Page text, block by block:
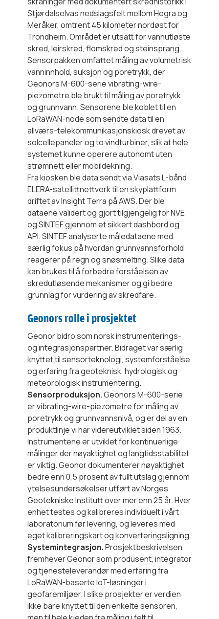
Stjørdalselvas nedslagsfelt mellom Hegra og
Meråker, omtrent 45 kilometer nordøst for
Trondheim. Området er utsatt for vannutløste
skred, leirskred, flomskred og steinsprang.
Sensorpakken omfattet måling av volumetrisk
vanninnhold, suksjon og poretrykk, der
Geonors M-600-serie vibrating-wire-
piezometre ble brukt til måling av poretrykk
og grunnvann. Sensorene ble koblet til en
LoRaWAN-node som sendte data til en
allværs-telekommunikasjonskiosk drevet av
solcellepaneler og to vindturbiner, slik at hele
systemet kunne operere autonomt uten
strømnett eller mobildekning.
Fra kiosken ble data sendt via Viasats L-bånd
ELERA-satellittnettverk til en skyplattform
driftet av Insight Terra på AWS. Der ble
dataene validert og gjort tilgjengelig for NVE
og SINTEF gjennom et sikkert dashbord og
API. SINTEF analyserte måledataene med
særlig fokus på hvordan grunnvannsforhold
reagerer på regn og snøsmelting. Slike data
kan brukes til å forbedre forståelsen av
skredutløsende mekanismer og gi bedre
grunnlag for vurdering av skredfare.
Geonors rolle i prosjektet
Geonor bidro som norsk instrumenterings-
og integrasjonspartner. Bidraget var særlig
knyttet til sensorteknologi, systemforståelse
og erfaring fra geoteknisk, hydrologisk og
meteorologisk instrumentering.
Sensorproduksjon.Geonors M-600-serie
er vibrating-wire-piezometre for måling av
poretrykk og grunnvannsnivå, og er del av en
produktlinje vi har videreutviklet siden 1963.
Instrumentene er utviklet for kontinuerlige
målinger der nøyaktighet og langtidsstabilitet
er viktig. Geonor dokumenterer nøyaktighet
bedre enn 0,5 prosent av fullt utslag gjennom
ytelsesundersøkelser utført av Norges
Geotekniske Institutt over mer enn 25 år. Hver
enhet testes og kalibreres individuelt i vårt
laboratorium før levering, og leveres med
eget kalibreringskart og konverteringsligning.
Systemintegrasjon.Prosjektbeskrivelsen
fremhever Geonor som produsent, integrator
og tjenesteleverandør med erfaring fra
LoRaWAN-baserte IoT-løsninger i
geofaremiljøer. I slike prosjekter er verdien
ikke bare knyttet til den enkelte sensoren,